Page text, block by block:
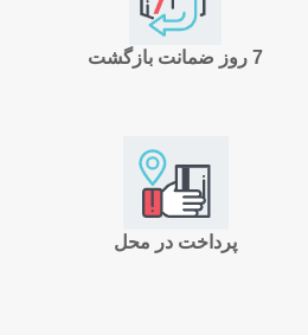
7 روز ضمانت بازگشت
پرداخت در محل